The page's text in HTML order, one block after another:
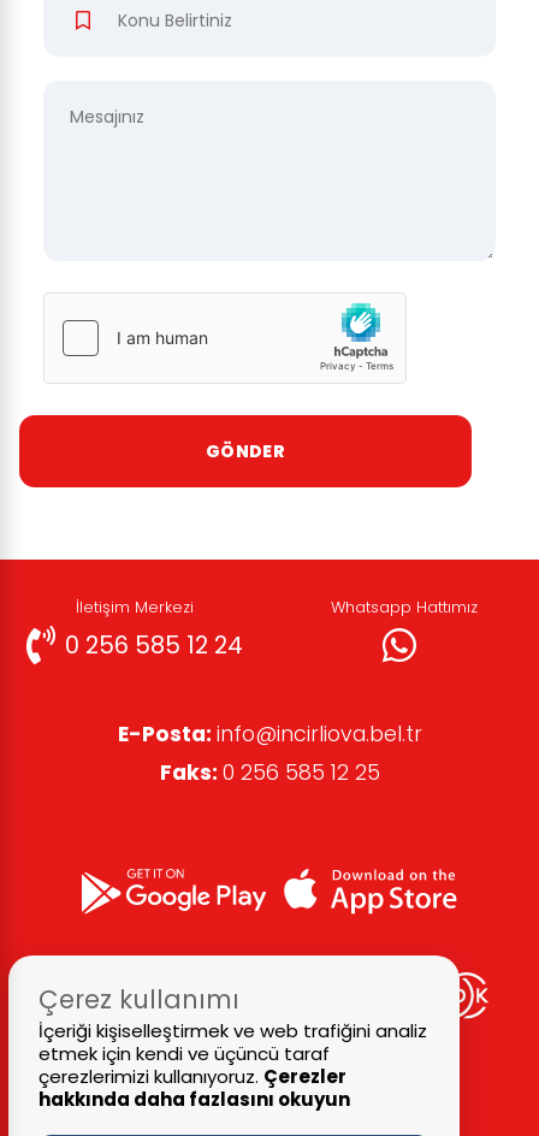
İletişim Merkezi
0 256 585 12 24
Whatsapp Hattımız
E-Posta: info@incirliova.bel.tr
Faks: 0 256 585 12 25
Çerez kullanımı
İçeriği kişiselleştirmek ve web trafiğini analiz
etmek için kendi ve üçüncü taraf
çerezlerimizi kullanıyoruz. Çerezler
hakkında daha fazlasını okuyun